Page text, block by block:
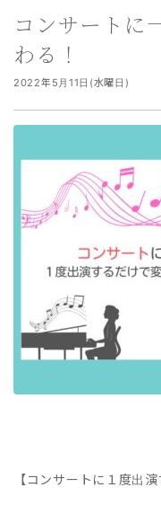
コンサートに
わる！
2022年5月11日(水曜日)
【コンサートに１度出